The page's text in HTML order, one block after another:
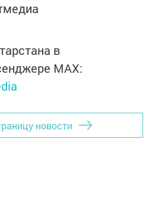
в
MАХ:
новости